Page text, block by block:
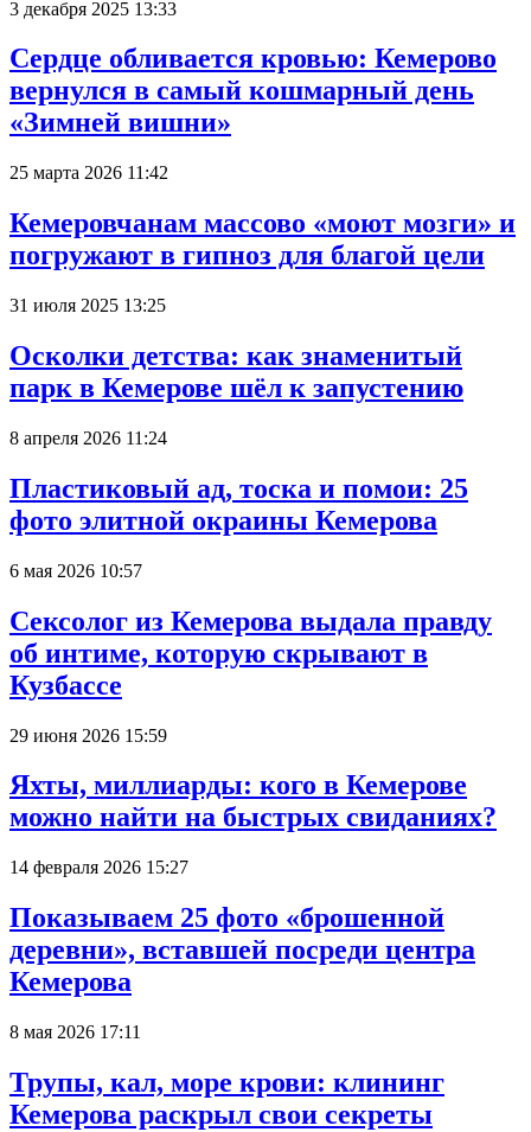
3 декабря 2025 13:33
Сердце обливается кровью: Кемерово
вернулся в самый кошмарный день
«Зимней вишни»
25 марта 2026 11:42
Кемеровчанам массово «моют мозги» и
погружают в гипноз для благой цели
31 июля 2025 13:25
Осколки детства: как знаменитый
парк в Кемерове шёл к запустению
8 апреля 2026 11:24
Пластиковый ад, тоска и помои: 25
фото элитной окраины Кемерова
6 мая 2026 10:57
Сексолог из Кемерова выдала правду
об интиме, которую скрывают в
Кузбассе
29 июня 2026 15:59
Яхты, миллиарды: кого в Кемерове
можно найти на быстрых свиданиях?
14 февраля 2026 15:27
Показываем 25 фото «брошенной
деревни», вставшей посреди центра
Кемерова
8 мая 2026 17:11
Трупы, кал, море крови: клининг
Кемерова раскрыл свои секреты